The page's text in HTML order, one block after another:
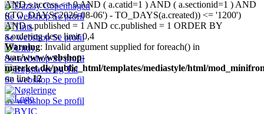
Se webshopSe profil
Se webshopSe profil
Se webshopSe profil
Se webshop Se profil
Se webshop Se profil
AND s.access <= 0 AND ( a.catid=1 ) AND ( a.sectionid=1 ) AND
((TO_DAYS('2026-08-06') - TO_DAYS(a.created)) <= '1200')
AND s.published = 1 AND cc.published = 1 ORDER BY
a.ordering desc limit 0,4
Warning: Invalid argument supplied for foreach() in
/var/www/webshop-
maerket.dk/public_html/templates/mediastyle/html/
on line12